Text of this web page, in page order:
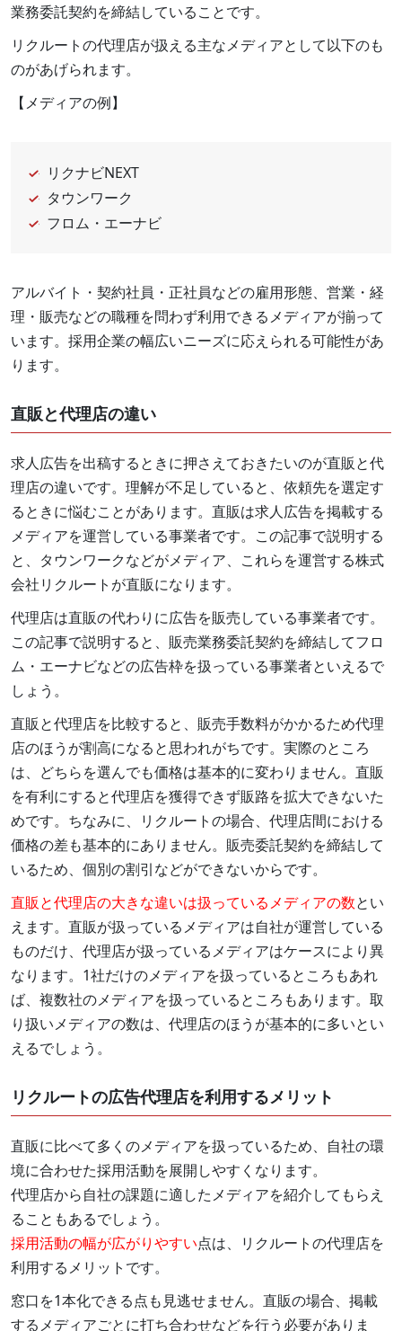
業務委託契約を締結していることです。
リクルートの代理店が扱える主なメディアとして以下のも
のがあげられます。
【メディアの例】
リクナビNEXT
タウンワーク
フロム・エーナビ
アルバイト・契約社員・正社員などの雇用形態、営業・経
理・販売などの職種を問わず利用できるメディアが揃って
います。採用企業の幅広いニーズに応えられる可能性があ
ります。
直販と代理店の違い
求人広告を出稿するときに押さえておきたいのが直販と代
理店の違いです。理解が不足していると、依頼先を選定す
るときに悩むことがあります。直販は求人広告を掲載する
メディアを運営している事業者です。この記事で説明する
と、タウンワークなどがメディア、これらを運営する株式
会社リクルートが直販になります。
代理店は直販の代わりに広告を販売している事業者です。
この記事で説明すると、販売業務委託契約を締結してフロ
ム・エーナビなどの広告枠を扱っている事業者といえるで
しょう。
直販と代理店を比較すると、販売手数料がかかるため代理
店のほうが割高になると思われがちです。実際のところ
は、どちらを選んでも価格は基本的に変わりません。直販
を有利にすると代理店を獲得できず販路を拡大できないた
めです。ちなみに、リクルートの場合、代理店間における
価格の差も基本的にありません。販売委託契約を締結して
いるため、個別の割引などができないからです。
直販と代理店の大きな違いは扱っているメディアの数とい
えます。直販が扱っているメディアは自社が運営している
ものだけ、代理店が扱っているメディアはケースにより異
なります。1社だけのメディアを扱っているところもあれ
ば、複数社のメディアを扱っているところもあります。取
り扱いメディアの数は、代理店のほうが基本的に多いとい
えるでしょう。
リクルートの広告代理店を利用するメリット
直販に比べて多くのメディアを扱っているため、自社の環
境に合わせた採用活動を展開しやすくなります。
代理店から自社の課題に適したメディアを紹介してもらえ
ることもあるでしょう。
採用活動の幅が広がりやすい点は、リクルートの代理店を
利用するメリットです。
窓口を1本化できる点も見逃せません。直販の場合、掲載
するメディアごとに打ち合わせなどを行う必要がありま